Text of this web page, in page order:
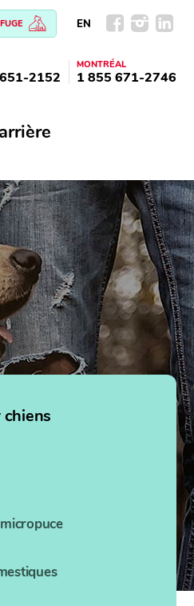
EN
2152
MONTRÉAL
1 855 671-2746